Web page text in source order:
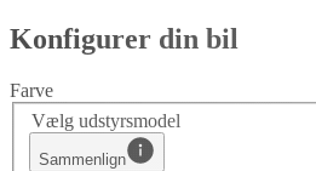
Konfigurer din bil
Farve
Vælg udstyrsmodel
Sammenlign